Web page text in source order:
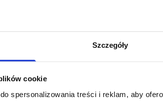
Szczegóły
cookie
spersonalizowania treści i reklam, aby
Podobne